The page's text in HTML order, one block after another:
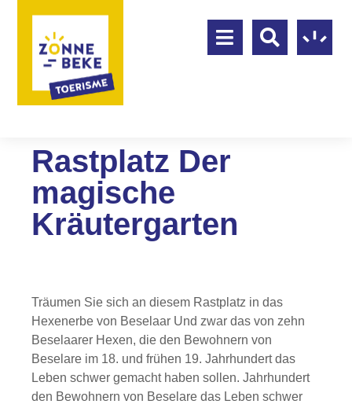
Rastplatz Der
magische
Kräutergarten
Träumen Sie sich an diesem Rastplatz in das
Hexenerbe von Beselaar Und zwar das von zehn
Beselaarer Hexen, die den Bewohnern von
Beselare im 18. und frühen 19. Jahrhundert das
Leben schwer gemacht haben sollen. Jahrhundert
den Bewohnern von Beselare das Leben schwer